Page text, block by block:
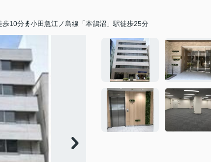
歩10分 小田急江ノ島線「本鵠沼」駅徒歩25分